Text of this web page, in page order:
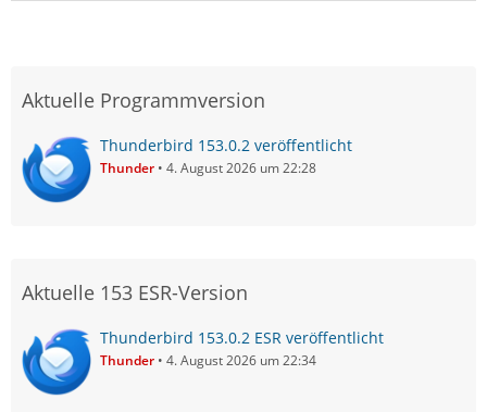
Aktuelle Programmversion
Thunderbird 153.0.2 veröffentlicht
Thunder 4. August 2026 um 22:28
Aktuelle 153 ESR-Version
Thunderbird 153.0.2 ESR veröffentlicht
Thunder 4. August 2026 um 22:34